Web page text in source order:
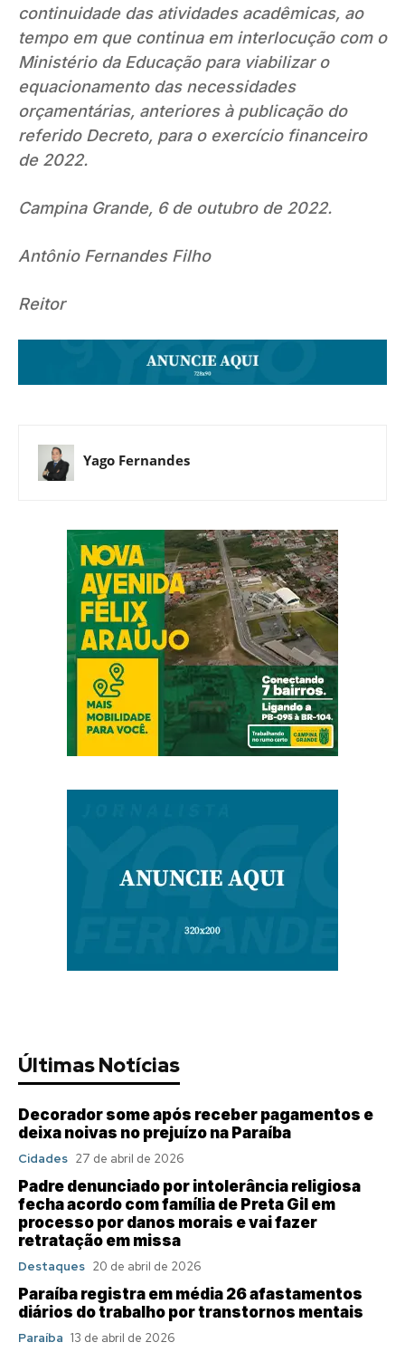
continuidade das atividades acadêmicas, ao
tempo em que continua em interlocução com o
Ministério da Educação para viabilizar o
equacionamento das necessidades
orçamentárias, anteriores à publicação do
referido Decreto, para o exercício financeiro
de 2022.
Campina Grande, 6 de outubro de 2022.
Antônio Fernandes Filho
Reitor
Yago Fernandes
Últimas Notícias
Decorador some após receber pagamentos e
deixa noivas no prejuízo na Paraíba
Cidades 27 de abril de 2026
Padre denunciado por intolerância religiosa
fecha acordo com família de Preta Gil em
processo por danos morais e vai fazer
retratação em missa
Destaques 20 de abril de 2026
Paraíba registra em média 26 afastamentos
diários do trabalho por transtornos mentais
Paraíba 13 de abril de 2026